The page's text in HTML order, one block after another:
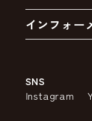
卸販売・大量注
アウトレットセ
お支払いについて
インフォー
特定商取引法の
SNS
Instagram